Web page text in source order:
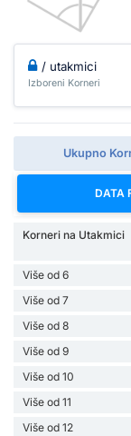
/ utakmici
Izboreni Korneri
Ukupno
DATA
Korneri na Utakmici
Više od 6
Više od 7
Više od 8
Više od 9
Više od 10
Više od 11
Više od 12